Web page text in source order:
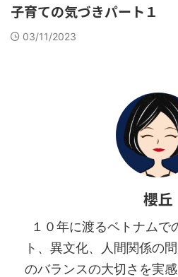
子育ての気づきパート１
03/11/2023
櫻丘
１０年に渡るベトナムで
ト、異文化、人間関係の
のバランスの大切さを実